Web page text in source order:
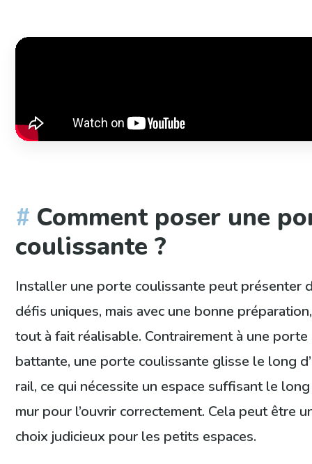
Comment poser une
coulissante ?
Installer une porte coulissante peut présenter
défis uniques, mais avec une bonne préparation,
tout à fait réalisable. Contrairement à une porte
battante, une porte coulissante glisse le long
rail, ce qui nécessite un espace suffisant le
mur pour l’ouvrir correctement. Cela peut être
choix judicieux pour les petits espaces.